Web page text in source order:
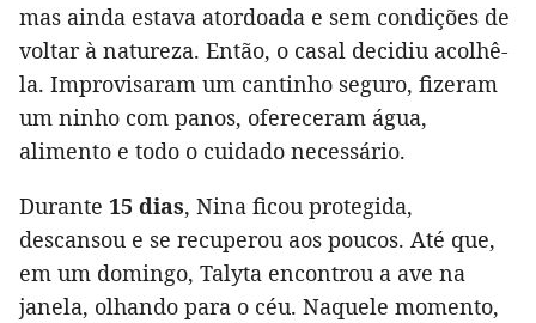
mas ainda estava atordoada e sem condições de
voltar à natureza. Então, o casal decidiu acolhê-
la. Improvisaram um cantinho seguro, fizeram
um ninho com panos, ofereceram água,
alimento e todo o cuidado necessário.
Durante 15 dias, Nina ficou protegida,
descansou e se recuperou aos poucos. Até que,
em um domingo, Talyta encontrou a ave na
janela, olhando para o céu. Naquele momento,